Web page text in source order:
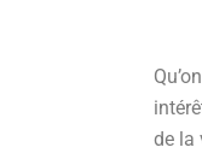
de la